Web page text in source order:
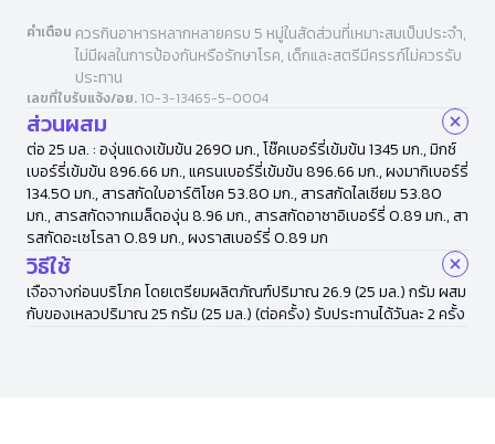
คำเตือน ควรกินอาหารหลากหลายครบ 5 หมู่ในสัดส่วนที่เหมาะสมเป็นประจำ,
ไม่มีผลในการป้องกันหรือรักษาโรค, เด็กและสตรีมีครรภ์ไม่ควรรับ
ประทาน
เลขที่ใบรับแจ้ง/อย. 10-3-13465-5-0004
ส่วนผสม
ต่อ 25 มล. : องุ่นแดงเข้มข้น 2690 มก., โช๊คเบอร์รี่เข้มข้น 1345 มก., มิกซ์
เบอร์รี่เข้มข้น 896.66 มก., แครนเบอร์รี่เข้มข้น 896.66 มก., ผงมากิเบอร์รี่
134.50 มก., สารสกัดใบอาร์ติโชค 53.80 มก., สารสกัดไลเซียม 53.80
มก., สารสกัดจากเมล็ดองุ่น 8.96 มก., สารสกัดอาซาอิเบอร์รี่ 0.89 มก., สา
รสกัดอะเซโรลา 0.89 มก., ผงราสเบอร์รี่ 0.89 มก
วิธีใช้
เจือจางก่อนบริโภค โดยเตรียมผลิตภัณฑ์ปริมาณ 26.9 (25 มล.) กรัม ผสม
กับของเหลวปริมาณ 25 กรัม (25 มล.) (ต่อครั้ง) รับประทานได้วันละ 2 ครั้ง